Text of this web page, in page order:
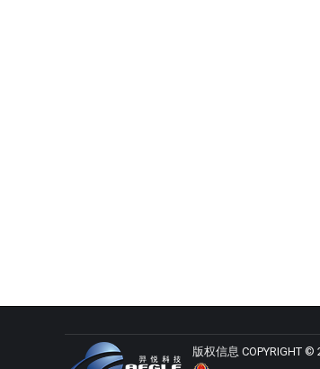
版权信息 COPYRIGHT